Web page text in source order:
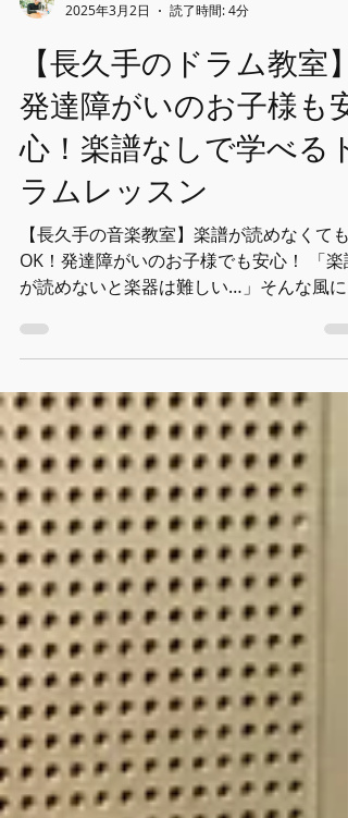
2025年3月2日
読了時間: 4分
【長久手のドラム教室】
発達障がいのお子様も安
心！楽譜なしで学べるド
ラムレッスン
【長久手の音楽教室】楽譜が読めなくても
OK！発達障がいのお子様でも安心！ 「楽譜
が読めないと楽器は難しい…」そんな風に
様でも楽しく音楽を学べるよう、楽譜なし
も学べる工夫を取り入れたレッス...